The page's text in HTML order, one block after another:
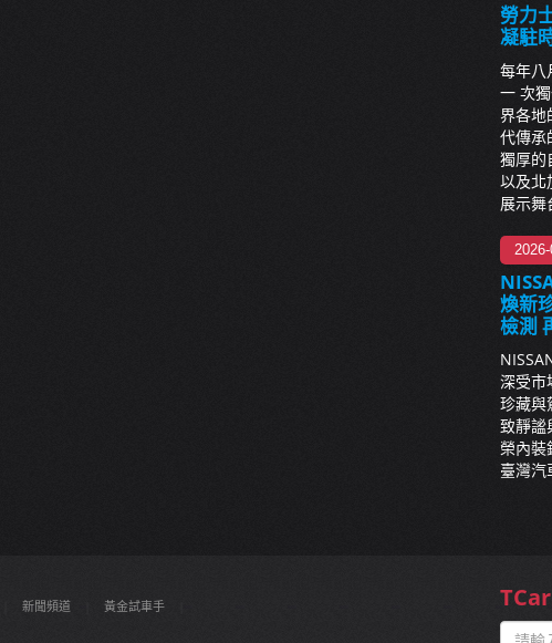
勞力
凝駐
每年
一 次
界各地
代傳承
獨厚的
以及北
展示舞
煥新
檢測
深受市
珍藏與
致靜謐
榮內裝
臺灣汽
新聞頻道 黃金試車手